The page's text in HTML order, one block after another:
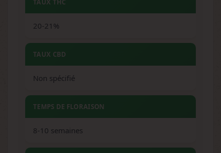
TAUX THC
20-21%
TAUX CBD
Non spécifié
TEMPS DE FLORAISON
8-10 semaines